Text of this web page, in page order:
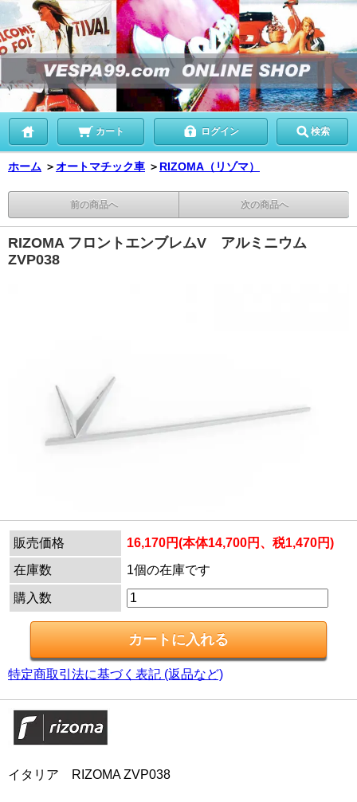
カート ログイン 検索
ホーム ＞オートマチック車 ＞ RIZOMA（リゾマ）
前の商品へ 次の商品へ
RIZOMA フロントエンブレムV アルミニウム
ZVP038
販売価格
16,170円(本体14,700円、税1,470円)
在庫数
1個の在庫です
購入数
特定商取引法に基づく表記 (返品など)
イタリア RIZOMA ZVP038